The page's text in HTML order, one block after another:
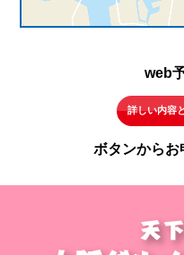
web
詳しい内容
ボタンからお